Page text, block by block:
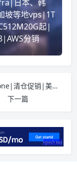
日本、韩
坡等地vps|1T
起|
分销
CloudCone|清仓促销|美国便宜vps|年付$10|1T@1Gbps
下一篇